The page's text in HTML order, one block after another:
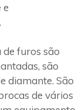
e
furos são
são
diamante. São
de vários